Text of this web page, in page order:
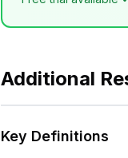
Additional
Key Definitions